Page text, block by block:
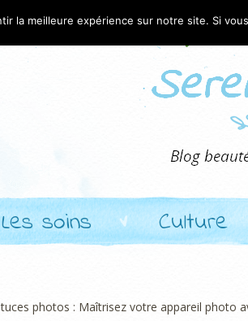
Les soins Culture
photos : Maîtrisez votre appareil photo
la meilleure expérience sur notre site. Si